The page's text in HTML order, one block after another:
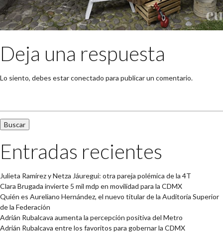
Deja una respuesta
Lo siento, debes estarconectado para publicar un comentario.
Entradas recientes
Julieta Ramírez y Netza Jáuregui: otra pareja polémica de la 4T
Clara Brugada invierte 5 mil mdp en movilidad para la CDMX
Quién es Aureliano Hernández, el nuevo titular de la Auditoría Superior
de la Federación
Adrián Rubalcava aumenta la percepción positiva del Metro
Adrián Rubalcava entre los favoritos para gobernar la CDMX